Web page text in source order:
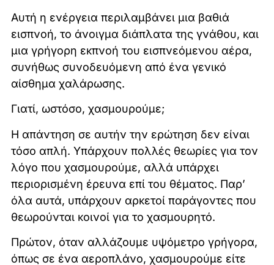
Αυτή η ενέργεια περιλαμβάνει μια βαθιά
εισπνοή, το άνοιγμα διάπλατα της γνάθου, και
μια γρήγορη εκπνοή του εισπνεόμενου αέρα,
συνήθως συνοδευόμενη από ένα γενικό
αίσθημα χαλάρωσης.
Γιατί, ωστόσο, χασμουρούμε;
Η απάντηση σε αυτήν την ερώτηση δεν είναι
τόσο απλή. Υπάρχουν πολλές θεωρίες για τον
λόγο που χασμουρούμε, αλλά υπάρχει
περιορισμένη έρευνα επί του θέματος. Παρ’
όλα αυτά, υπάρχουν αρκετοί παράγοντες που
θεωρούνται κοινοί για το χασμουρητό.
Πρώτον, όταν αλλάζουμε υψόμετρο γρήγορα,
όπως σε ένα αεροπλάνο, χασμουρούμε είτε